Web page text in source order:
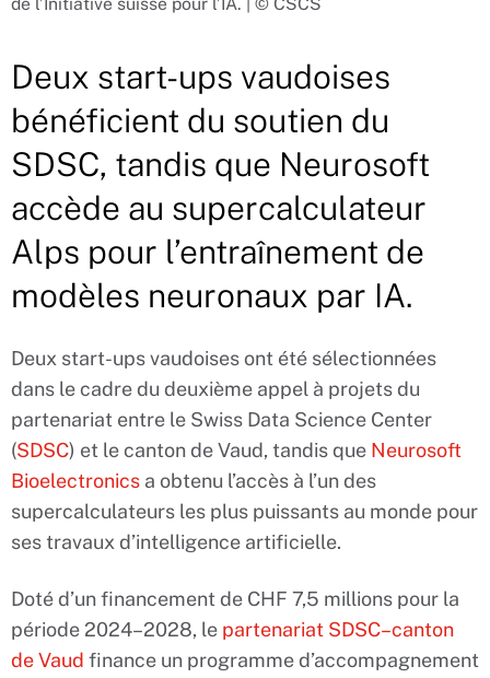
Deux start-ups vaudoises
bénéficient du soutien du
SDSC, tandis que Neurosoft
accède au supercalculateur
Alps pour l’entraînement de
modèles neuronaux par IA.
Deux start-ups vaudoises ont été sélectionnées
dans le cadre du deuxième appel à projets du
partenariat entre le Swiss Data Science Center
(SDSC) et le canton de Vaud, tandis que Neurosoft
Bioelectronics a obtenu l’accès à l’un des
supercalculateurs les plus puissants au monde pour
ses travaux d’intelligence artificielle.
Doté d’un financement de CHF 7,5 millions pour la
période 2024–2028, le partenariat SDSC–canton
de Vaud finance un programme d’accompagnement